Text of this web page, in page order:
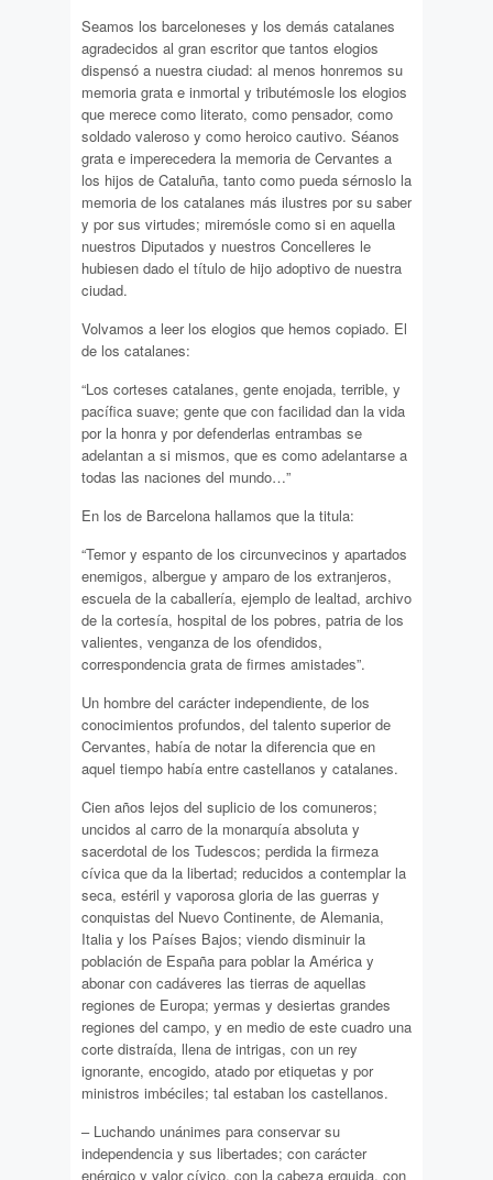
Seamos los barceloneses y los demás catalanes
agradecidos al gran escritor que tantos elogios
dispensó a nuestra ciudad: al menos honremos su
memoria grata e inmortal y tributémosle los elogios
que merece como literato, como pensador, como
soldado valeroso y como heroico cautivo. Séanos
grata e imperecedera la memoria de Cervantes a
los hijos de Cataluña, tanto como pueda sérnoslo la
memoria de los catalanes más ilustres por su saber
y por sus virtudes; miremósle como si en aquella
nuestros Diputados y nuestros Concelleres le
hubiesen dado el título de hijo adoptivo de nuestra
ciudad.
Volvamos a leer los elogios que hemos copiado. El
de los catalanes:
“Los corteses catalanes, gente enojada, terrible, y
pacífica suave; gente que con facilidad dan la vida
por la honra y por defenderlas entrambas se
adelantan a si mismos, que es como adelantarse a
todas las naciones del mundo…”
En los de Barcelona hallamos que la titula:
“Temor y espanto de los circunvecinos y apartados
enemigos, albergue y amparo de los extranjeros,
escuela de la caballería, ejemplo de lealtad, archivo
de la cortesía, hospital de los pobres, patria de los
valientes, venganza de los ofendidos,
correspondencia grata de firmes amistades”.
Un hombre del carácter independiente, de los
conocimientos profundos, del talento superior de
Cervantes, había de notar la diferencia que en
aquel tiempo había entre castellanos y catalanes.
Cien años lejos del suplicio de los comuneros;
uncidos al carro de la monarquía absoluta y
sacerdotal de los Tudescos; perdida la firmeza
cívica que da la libertad; reducidos a contemplar la
seca, estéril y vaporosa gloria de las guerras y
conquistas del Nuevo Continente, de Alemania,
Italia y los Países Bajos; viendo disminuir la
población de España para poblar la América y
abonar con cadáveres las tierras de aquellas
regiones de Europa; yermas y desiertas grandes
regiones del campo, y en medio de este cuadro una
corte distraída, llena de intrigas, con un rey
ignorante, encogido, atado por etiquetas y por
ministros imbéciles; tal estaban los castellanos.
– Luchando unánimes para conservar su
independencia y sus libertades; con carácter
enérgico y valor cívico, con la cabeza erguida, con